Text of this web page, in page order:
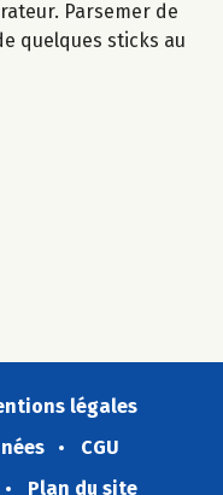
Parsemer de
quelques sticks au
légales
CGU
Plan du site